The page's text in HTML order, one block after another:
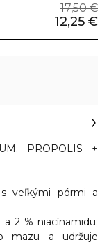
17,50 €
12,25 €
PROPOLIS +
veľkými pórmi a
2 % niacínamidu;
mazu a udržuje